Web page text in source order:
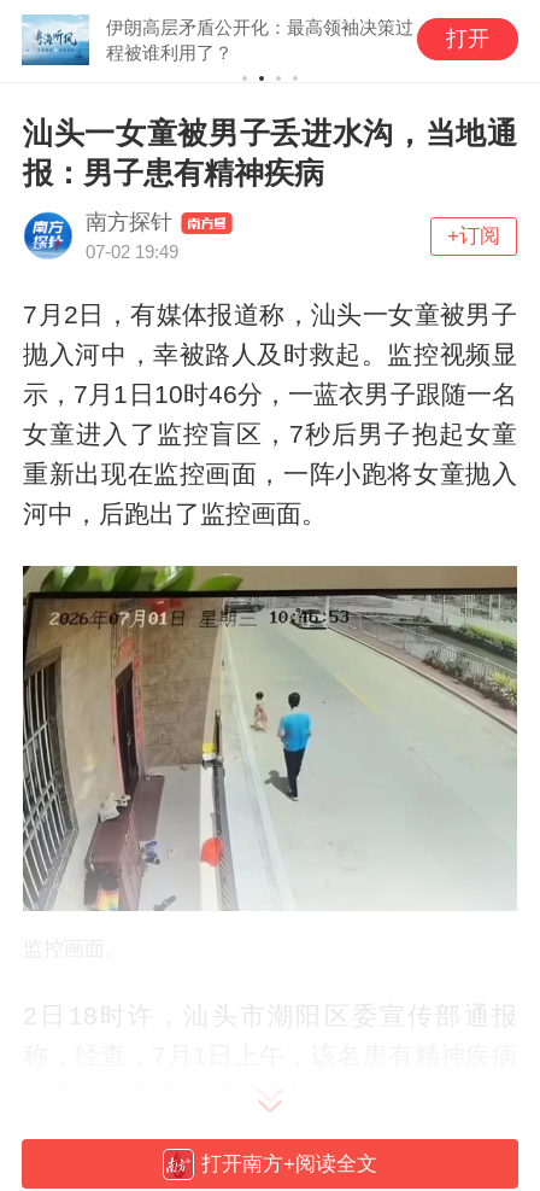
伊朗高层矛盾公开化：最高领袖决策过
程被谁利用了？
打开
汕头一女童被男子丢进水沟，当地通
报：男子患有精神疾病
南方探针
07-02 19:49
+订阅
7月2日，有媒体报道称，汕头一女童被男子
抛入河中，幸被路人及时救起。监控视频显
示，7月1日10时46分，一蓝衣男子跟随一名
女童进入了监控盲区，7秒后男子抱起女童
重新出现在监控画面，一阵小跑将女童抛入
河中，后跑出了监控画面。
监控画面。
2日18时许，汕头市潮阳区委宣传部通报
的男子将其胞妹丢进水沟中，2名路过的热
心群众合力将女孩救起。目前，男子已送精
神病医院治疗，女孩身体无碍。
打开南方+阅读全文